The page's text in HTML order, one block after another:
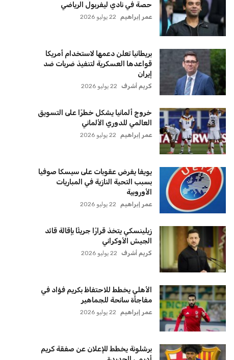
حصة في نادي ليفربول الرياضي
عمر إبراهيم 22 يوليو 2026
بريطانيا تعلن دعمها لاستخدام أمريكا
قواعدها العسكرية لتنفيذ ضربات ضد
إيران
كريم أشرف 22 يوليو 2026
خروج ألمانيا يشكل خطرًا على التسويق
العالمي للدوري الألماني
عمر إبراهيم 22 يوليو 2026
يويفا يفرض عقوبات على سيسكا صوفيا
بسبب التحية النازية في المباريات
الأوروبية
عمر إبراهيم 22 يوليو 2026
زيلينسكي يتخذ قرارًا جريئًا بإقالة قائد
الجيش الأوكراني
كريم أشرف 22 يوليو 2026
الأهلي يخطط للاحتفاظ بكريم فؤاد في
مفاجأة سانحة للجماهير
عمر إبراهيم 22 يوليو 2026
برشلونة يخطط للإعلان عن صفقة كريم